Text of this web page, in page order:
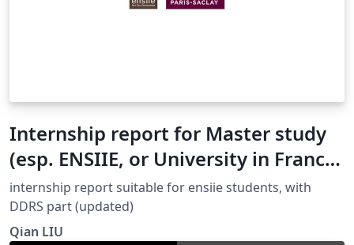
Internship report for Master study
(esp. ENSIIE, or University in France,
Paris etc.)
internship report suitable for ensiie students, with
DDRS part (updated)
Qian LIU